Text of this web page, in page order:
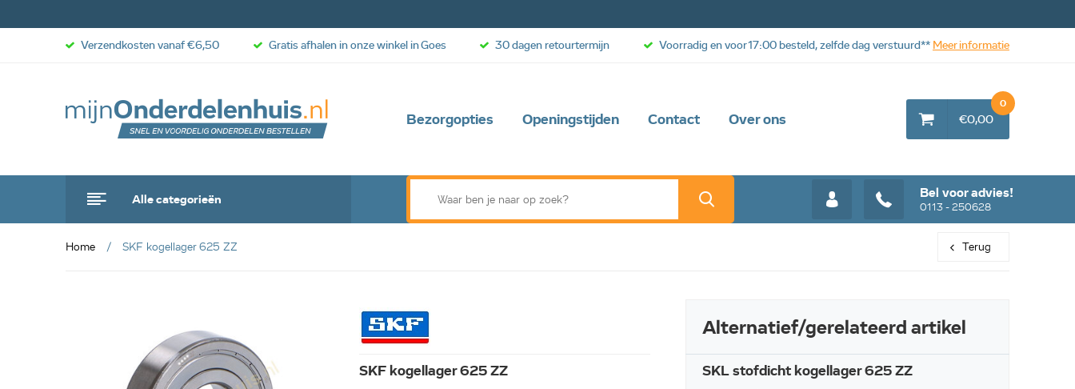
Bezorgopties Openingstijden Contact Over ons
Alle categorieën Bel voor advies!
0113 - 250628
€0,00
0
Verzendkosten vanaf €6,50 Gratis afhalen in onze winkel in Goes 30 dagen retourtermijn Voorradig en voor 17:00 besteld, zelfde dag verstuurd** Meer informatie
Home SKF kogellager 625 ZZ Terug
SKF kogellager 625 ZZ
Alternatief/gerelateerd artikel
SKL stofdicht kogellager 625 ZZ